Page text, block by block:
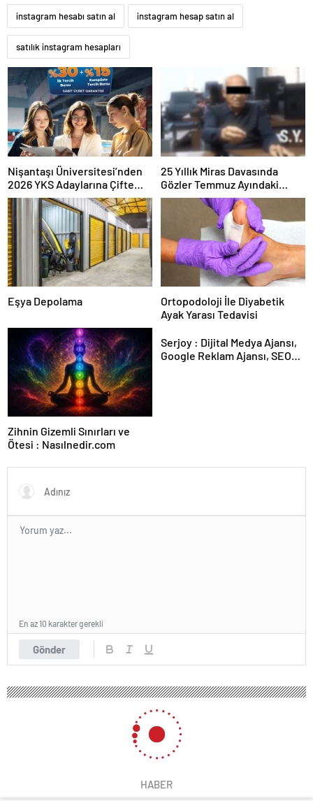
instagram hesabı satın al instagram hesap satın al
satılık instagram hesapları
Nişantaşı Üniversitesi’nden
2026 YKS Adaylarına Çifte
Güvence: Sabit Ücret ve
Kesintisiz Burs
25 Yıllık Miras Davasında
Gözler Temmuz Ayındaki
Karar Duruşmasına Çevrildi
Eşya Depolama
Ortopodoloji İle Diyabetik
Ayak Yarası Tedavisi
Zihnin Gizemli Sınırları ve
Ötesi : Nasılnedir.com
Serjoy : Dijital Medya Ajansı,
Google Reklam Ajansı, SEO
Gönder
En az 10 karakter gerekli
HABER